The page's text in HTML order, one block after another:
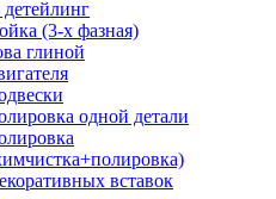
(3-х фазная)
глиной
одной детали
вставок